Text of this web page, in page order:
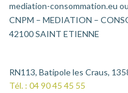
mediation-consommation.eu
CNPM – MEDIATION –
42100 SAINT ETIENNE
RN113, Batipole les Craus,
Tél. : 04 90 45 45 55